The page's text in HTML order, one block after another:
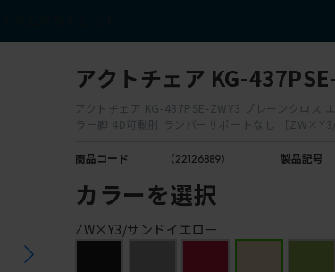
アクトチェア KG-
アクトチェア KG-437PSE-ZWY3 プレーンクロス
ラー脚 4D可動肘 ランバーサポートなし ［ZW×Y3/
商品コード （22126889） 製品記号
カラーを選択
ZW×Y3/サンドイエロー